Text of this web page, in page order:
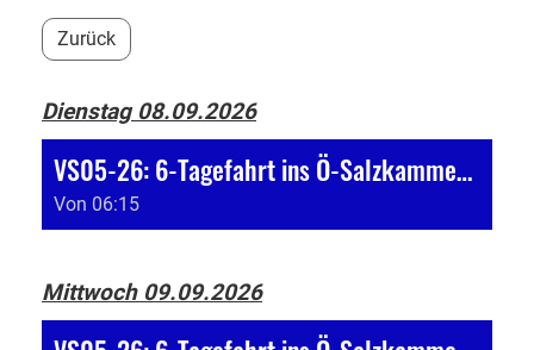
Zurück
Dienstag 08.09.2026
VS05-26: 6-Tagefahrt ins Ö-Salzkammergut
Von 06:15
Mittwoch 09.09.2026